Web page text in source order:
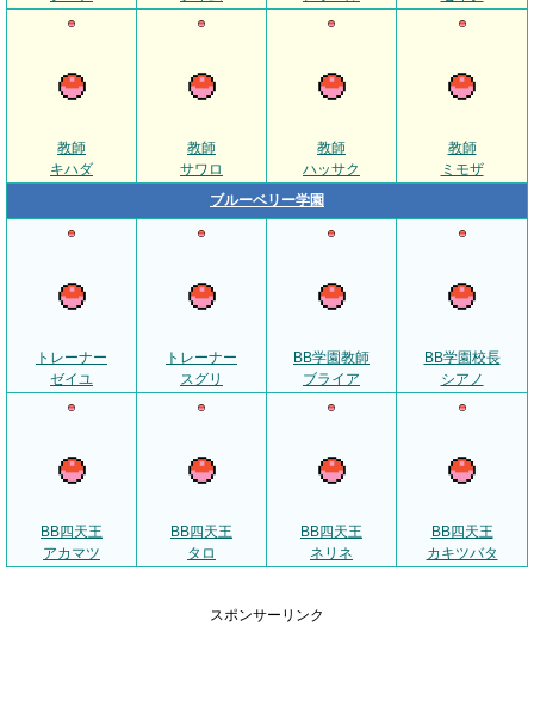
教師
キハダ
教師
サワロ
教師
ハッサク
教師
ミモザ
ブルーベリー学園
トレーナー
ゼイユ
トレーナー
スグリ
BB学園教師
ブライア
BB学園校長
シアノ
BB四天王
アカマツ
BB四天王
タロ
BB四天王
ネリネ
BB四天王
カキツバタ
スポンサーリンク